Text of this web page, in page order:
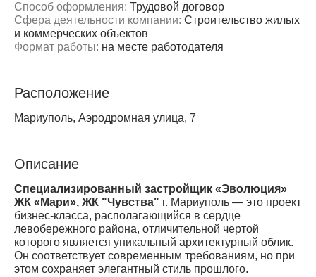
Способ оформления: Трудовой договор
Сфера деятельности компании: Строительство жилых
и коммерческих объектов
Формат работы: на месте работодателя
Расположение
Мариуполь, Аэродромная улица, 7
Описание
Специализированный застройщик «Эволюция»
ЖК «Мари», ЖК "Чувства" г. Мариуполь — это проект
бизнес-класса, располагающийся в сердце
левобережного района, отличительной чертой
которого является уникальный архитектурный облик.
Он соответствует современным требованиям, но при
этом сохраняет элегантный стиль прошлого.